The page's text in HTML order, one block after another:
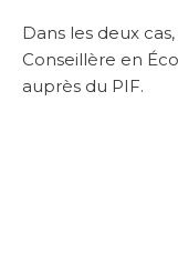
Dans les deux
Conseillère en
auprès du PIF.